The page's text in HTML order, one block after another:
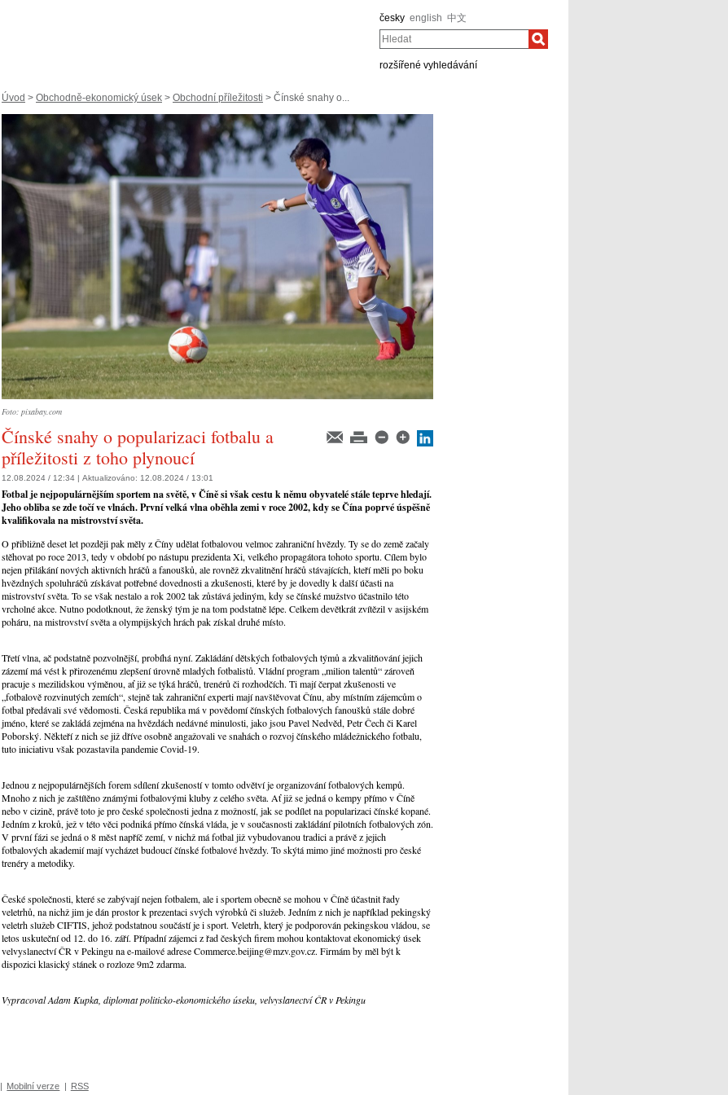
česky english 中文
Hledat
rozšířené vyhledávání
Úvod > Obchodně-ekonomický úsek > Obchodní příležitosti > Čínské snahy o...
Foto: pixabay.com
Čínské snahy o popularizaci fotbalu a
příležitosti z toho plynoucí
12.08.2024 / 12:34 | Aktualizováno: 12.08.2024 / 13:01
Fotbal je nejpopulárnějším sportem na světě, v Číně si však cestu k němu obyvatelé stále teprve hledají.
Jeho obliba se zde točí ve vlnách. První velká vlna oběhla zemi v roce 2002, kdy se Čína poprvé úspěšně
kvalifikovala na mistrovství světa.
O přibližně deset let později pak měly z Číny udělat fotbalovou velmoc zahraniční hvězdy. Ty se do země začaly
stěhovat po roce 2013, tedy v období po nástupu prezidenta Xi, velkého propagátora tohoto sportu. Cílem bylo
nejen přilákání nových aktivních hráčů a fanoušků, ale rovněž zkvalitnění hráčů stávajících, kteří měli po boku
hvězdných spoluhráčů získávat potřebné dovednosti a zkušenosti, které by je dovedly k další účasti na
mistrovství světa. To se však nestalo a rok 2002 tak zůstává jediným, kdy se čínské mužstvo účastnilo této
vrcholné akce. Nutno podotknout, že ženský tým je na tom podstatně lépe. Celkem devětkrát zvítězil v asijském
poháru, na mistrovství světa a olympijských hrách pak získal druhé místo.
Třetí vlna, ač podstatně pozvolnější, probíhá nyní. Zakládání dětských fotbalových týmů a zkvalitňování jejich
zázemí má vést k přirozenému zlepšení úrovně mladých fotbalistů. Vládní program „milion talentů“ zároveň
pracuje s mezilidskou výměnou, ať již se týká hráčů, trenérů či rozhodčích. Ti mají čerpat zkušenosti ve
„fotbalově rozvinutých zemích“, stejně tak zahraniční experti mají navštěvovat Čínu, aby místním zájemcům o
fotbal předávali své vědomosti. Česká republika má v povědomí čínských fotbalových fanoušků stále dobré
jméno, které se zakládá zejména na hvězdách nedávné minulosti, jako jsou Pavel Nedvěd, Petr Čech či Karel
Poborský. Někteří z nich se již dříve osobně angažovali ve snahách o rozvoj čínského mládežnického fotbalu,
tuto iniciativu však pozastavila pandemie Covid-19.
Jednou z nejpopulárnějších forem sdílení zkušeností v tomto odvětví je organizování fotbalových kempů.
Mnoho z nich je zaštítěno známými fotbalovými kluby z celého světa. Ať již se jedná o kempy přímo v Číně
nebo v cizině, právě toto je pro české společnosti jedna z možností, jak se podílet na popularizaci čínské kopané.
Jedním z kroků, jež v této věci podniká přímo čínská vláda, je v současnosti zakládání pilotních fotbalových zón.
V první fázi se jedná o 8 měst napříč zemí, v nichž má fotbal již vybudovanou tradici a právě z jejich
fotbalových akademií mají vycházet budoucí čínské fotbalové hvězdy. To skýtá mimo jiné možnosti pro české
trenéry a metodiky.
České společnosti, které se zabývají nejen fotbalem, ale i sportem obecně se mohou v Číně účastnit řady
veletrhů, na nichž jim je dán prostor k prezentaci svých výrobků či služeb. Jedním z nich je například pekingský
veletrh služeb CIFTIS, jehož podstatnou součástí je i sport. Veletrh, který je podporován pekingskou vládou, se
letos uskuteční od 12. do 16. září. Případní zájemci z řad českých firem mohou kontaktovat ekonomický úsek
velvyslanectví ČR v Pekingu na e-mailové adrese Commerce.beijing@mzv.gov.cz. Firmám by měl být k
dispozici klasický stánek o rozloze 9m2 zdarma.
Vypracoval Adam Kupka, diplomat politicko-ekonomického úseku, velvyslanectví ČR v Pekingu
| Mobilní verze | RSS